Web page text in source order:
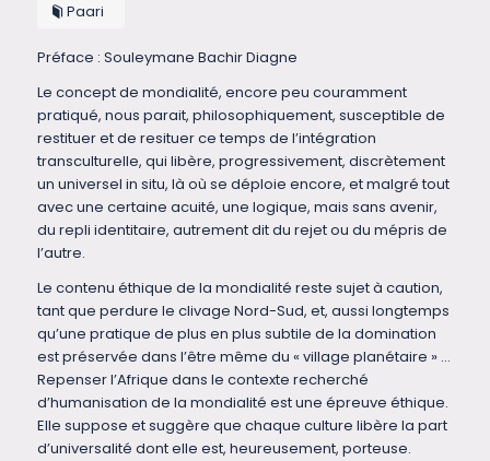
Paari
Préface : Souleymane Bachir Diagne
Le concept de mondialité, encore peu couramment
pratiqué, nous parait, philosophiquement, susceptible de
restituer et de resituer ce temps de l’intégration
transculturelle, qui libère, progressivement, discrètement
un universel in situ, là où se déploie encore, et malgré tout
avec une certaine acuité, une logique, mais sans avenir,
du repli identitaire, autrement dit du rejet ou du mépris de
l’autre.
Le contenu éthique de la mondialité reste sujet à caution,
tant que perdure le clivage Nord-Sud, et, aussi longtemps
qu’une pratique de plus en plus subtile de la domination
est préservée dans l’être même du « village planétaire » …
Repenser l’Afrique dans le contexte recherché
d’humanisation de la mondialité est une épreuve éthique.
Elle suppose et suggère que chaque culture libère la part
d’universalité dont elle est, heureusement, porteuse.